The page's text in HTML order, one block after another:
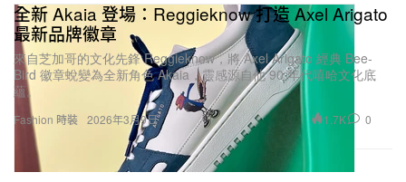
Fashion 時裝
全新 Akaia 登場：Reggieknow 打造 Axel Arigato
最新品牌徽章
來自芝加哥的文化先鋒 Reggieknow，將 Axel Arigato 經典 Bee-
Bird 徽章蛻變為全新角色 Akaia，靈感源自他 90 年代嘻哈文化底
蘊。
2026年3月9日 1.7K 0